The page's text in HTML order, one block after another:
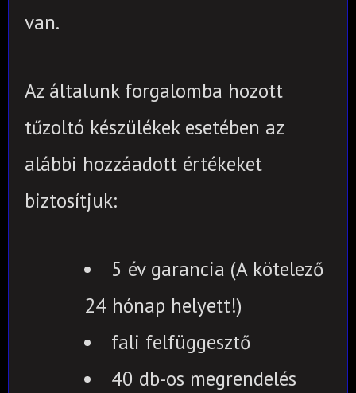
van.
Az általunk forgalomba hozott
tűzoltó készülékek esetében az
alábbi hozzáadott értékeket
biztosítjuk:
5 év garancia (A kötelező
24 hónap helyett!)
fali felfüggesztő
40 db-os megrendelés